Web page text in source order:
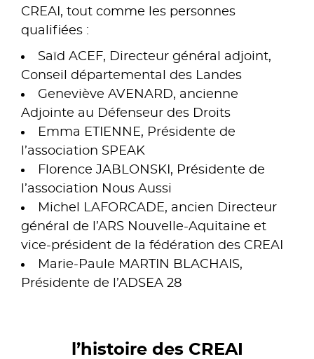
CREAI, tout comme les personnes
qualifiées :
Saïd ACEF, Directeur général adjoint,
Conseil départemental des Landes
Geneviève AVENARD, ancienne
Adjointe au Défenseur des Droits
Emma ETIENNE, Présidente de
l’association SPEAK
Florence JABLONSKI, Présidente de
l’association Nous Aussi
Michel LAFORCADE, ancien Directeur
général de l’ARS Nouvelle-Aquitaine et
vice-président de la fédération des CREAI
Marie-Paule MARTIN BLACHAIS,
Présidente de l’ADSEA 28
l’histoire des CREAI